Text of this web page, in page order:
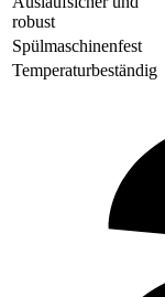
robust
Spülmaschinenfest
Temperaturbeständig